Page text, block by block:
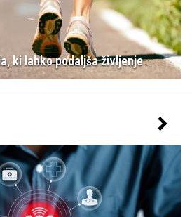
ki lahko podaljša življenje